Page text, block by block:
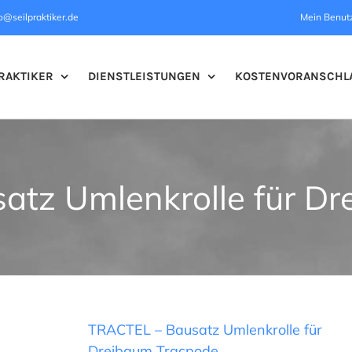
Mein
DIENSTLEISTUNGEN
Umlenkrolle für
TRACTEL – Bausatz Umlenkrolle für